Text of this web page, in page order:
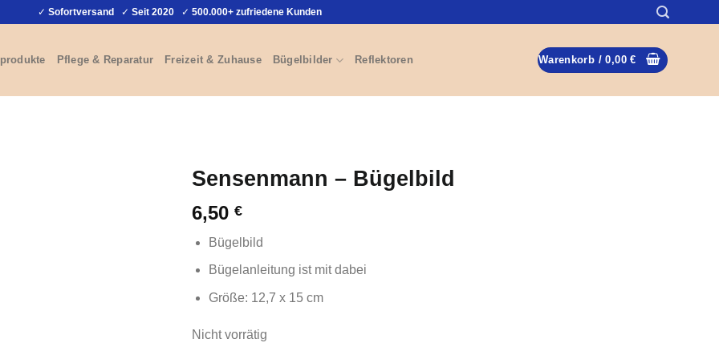
✓ Sofortversand ✓ Seit 2020 ✓ 500.000+ zufriedene Kunden
Pflege & Reparatur Freizeit & Zuhause Bügelbilder Reflektoren Warenkorb /0,00€
Sensenmann – Bügelbild
6,50 €
Bügelbild
Bügelanleitung ist mit dabei
Größe: 12,7 x 15 cm
Nicht vorrätig